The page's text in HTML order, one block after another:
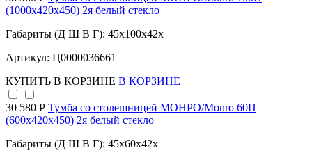
(1000х420х450) 2я белый стекло
Габариты (Д Ш В Г): 45x100x42x
Артикул: Ц0000036661
КУПИТЬ В КОРЗИНЕ В КОРЗИНЕ
30 580 Р Тумба со столешницей МОНРО/Monro 60П
(600х420х450) 2я белый стекло
Габариты (Д Ш В Г): 45x60x42x